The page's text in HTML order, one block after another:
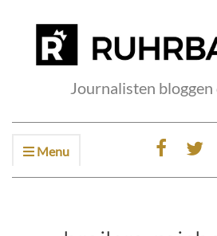
Journalisten bloggen
Menu